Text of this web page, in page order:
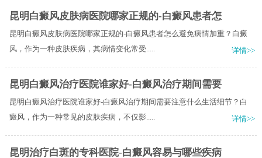
昆明白癜风皮肤病医院哪家正规的-白癜风患者怎
昆明白癜风皮肤病医院哪家正规的-白癜风患者怎么避免病情加重？白癜
风，作为一种皮肤疾病，其病情变化常受.....
详情>>
昆明白癜风治疗医院谁家好-白癜风治疗期间需要
昆明白癜风治疗医院谁家好-白癜风治疗期间需要注意什么生活细节？白
癜风，作为一种常见的皮肤疾病，不仅影.....
详情>>
昆明治疗白斑的专科医院-白癜风容易与哪些疾病